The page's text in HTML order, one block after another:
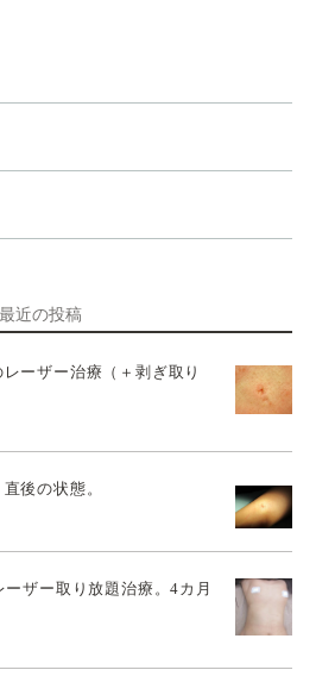
最近の投稿
ーザー治療（＋剥ぎ取り
後の状態。
ザー取り放題治療。4カ月